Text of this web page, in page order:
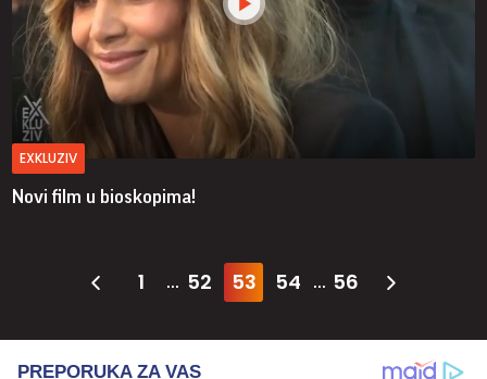
EXKLUZIV
Novi film u bioskopima!
1 ... 52 53 54 ... 56